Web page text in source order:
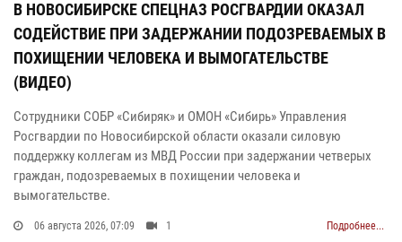
В НОВОСИБИРСКЕ СПЕЦНАЗ РОСГВАРДИИ ОКАЗАЛ
СОДЕЙСТВИЕ ПРИ ЗАДЕРЖАНИИ ПОДОЗРЕВАЕМЫХ В
ПОХИЩЕНИИ ЧЕЛОВЕКА И ВЫМОГАТЕЛЬСТВЕ
(ВИДЕО)
Сотрудники СОБР «Сибиряк» и ОМОН «Сибирь» Управления
Росгвардии по Новосибирской области оказали силовую
поддержку коллегам из МВД России при задержании четверых
граждан, подозреваемых в похищении человека и
вымогательстве.
06 августа 2026, 07:09 1 Подробнее...